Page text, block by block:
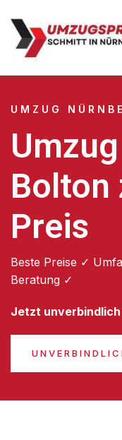
UMZUG
Bolton
Preis
Beste Preise ✓
Beratung ✓
Jetzt